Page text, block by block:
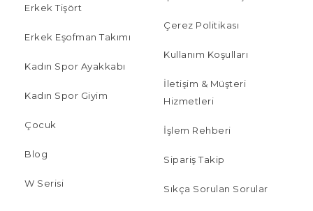
Erkek Tişört
Erkek Eşofman Takımı
Kadın Spor Ayakkabı
Kadın Spor Giyim
Çocuk
Blog
W Serisi
Çerez Politikası
Kullanım Koşulları
İletişim & Müşteri
Hizmetleri
İşlem Rehberi
Sipariş Takip
Sıkça Sorulan Sorular